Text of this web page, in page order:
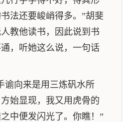
法还要峻峭得多。”胡斐
教他读书，因此说到书
，听她这么说，一句话
谕向来是用三炼矾水所
始显现，我又用虎骨的
中便发闪光了。你瞧！”